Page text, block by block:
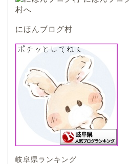
にほんブログ村
岐阜県ランキング